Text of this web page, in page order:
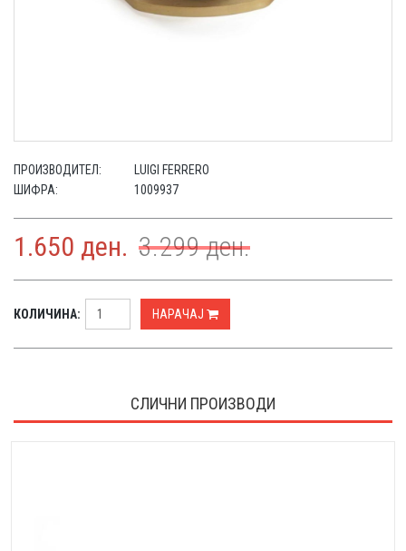
ПРОИЗВОДИТЕЛ:
LUIGI FERRERO
ШИФРА:
1009937
1.650 ден. 3.299ден.
КОЛИЧИНА: НАРАЧАЈ
СЛИЧНИ ПРОИЗВОДИ